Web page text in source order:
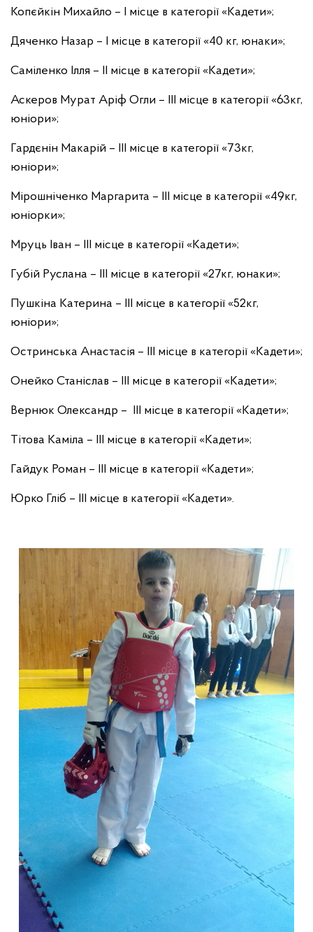
Копєйкін Михайло – I місце в категорії «Кадети»;
Дяченко Назар – І місце в категорії «40 кг, юнаки»;
Саміленко Ілля – ІІ місце в категорії «Кадети»;
Аскеров Мурат Аріф Огли – ІІІ місце в категорії «63кг,
юніори»;
Гардєнін Макарій – IІІ місце в категорії «73кг,
юніори»;
Мірошніченко Маргарита – IІІ місце в категорії «49кг,
юніорки»;
Мруць Іван – ІІI місце в категорії «Кадети»;
Губій Руслана – III місце в категорії «27кг, юнаки»;
Пушкіна Катерина – ІІI місце в категорії «52кг,
юніори»;
Остринська Анастасія – ІІI місце в категорії «Кадети»;
Онейко Станіслав – IІІ місце в категорії «Кадети»;
Вернюк Олександр – IІІ місце в категорії «Кадети»;
Тітова Каміла – IІІ місце в категорії «Кадети»;
Гайдук Роман – IІІ місце в категорії «Кадети»;
Юрко Гліб – IІІ місце в категорії «Кадети».